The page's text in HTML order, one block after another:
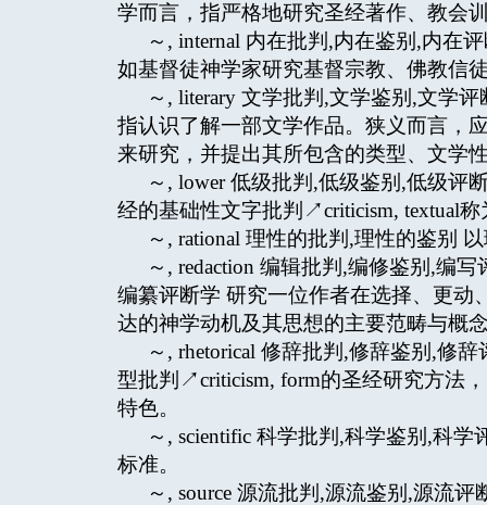
学而言，指严格地研究圣经著作、教会
～, internal 内在批判,内在鉴别,内在
如基督徒神学家研究基督宗教、佛教信
～, literary 文学批判,文学鉴别,文学
指认识了解一部文学作品。狭义而言，
来研究，并提出其所包含的类型、文学
～, lower 低级批判,低级鉴别,低级评
经的基础性文字批判↗criticism, textual
～, rational 理性的批判,理性的鉴别
～, redaction 编辑批判,编修鉴别,编
编纂评断学 研究一位作者在选择、更动
达的神学动机及其思想的主要范畴与概
～, rhetorical 修辞批判,修辞鉴别,修
型批判↗criticism, form的圣经研究方法
特色。
～, scientific 科学批判,科学鉴别,科
标准。
～, source 源流批判,源流鉴别,源流